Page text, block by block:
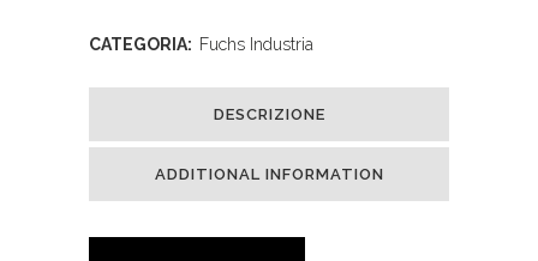
CATEGORIA: Fuchs Industria
DESCRIZIONE
ADDITIONAL INFORMATION